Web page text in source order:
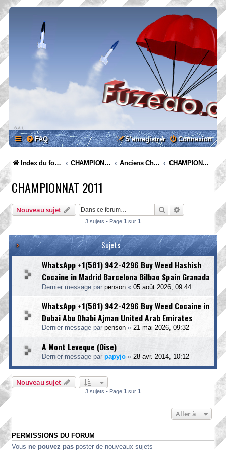
FAQ Connexion
S’enregistrer
Index du forum CHAMPIONNATS Anciens Championnats CHAMPIONNAT 2011
CHAMPIONNAT 2011
Nouveau sujet RechercherRecherche
3 sujets • Page 1 sur 1
Sujets
WhatsApp +1(581) 942-4296 Buy Weed Hashish
Cocaine in Madrid Barcelona Bilbao Spain Granada
Dernier message par penson « 05 août 2026, 09:44
WhatsApp +1(581) 942-4296 Buy Weed Cocaine in
Dubai Abu Dhabi Ajman United Arab Emirates
Dernier message par penson « 21 mai 2026, 09:32
A Mont Leveque (Oise)
Dernier message par papyjo « 28 avr. 2014, 10:12
Nouveau sujet
3 sujets • Page 1 sur 1
Aller à
PERMISSIONS DU FORUM
Vous ne pouvez pas poster de nouveaux sujets